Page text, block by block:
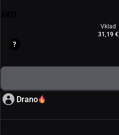
Vklad
31,19 €
Drano